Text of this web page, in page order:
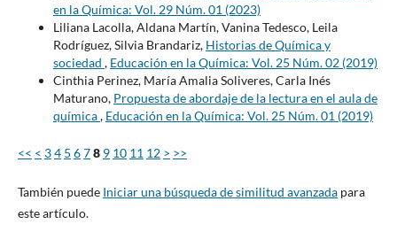
en la Química: Vol. 29 Núm. 01 (2023)
Liliana Lacolla, Aldana Martín, Vanina Tedesco, Leila
Rodríguez, Silvia Brandariz, Historias de Química y
sociedad , Educación en la Química: Vol. 25 Núm. 02 (2019)
Cinthia Perinez, María Amalia Soliveres, Carla Inés
Maturano, Propuesta de abordaje de la lectura en el aula de
química, Educación en la Química: Vol. 25 Núm. 01 (2019)
<< < 34 5 678 9 10 11 12 > >>
También puede Iniciar una búsqueda de similitud avanzadapara
este artículo.